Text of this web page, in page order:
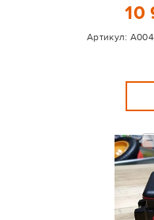
10
Артикул: